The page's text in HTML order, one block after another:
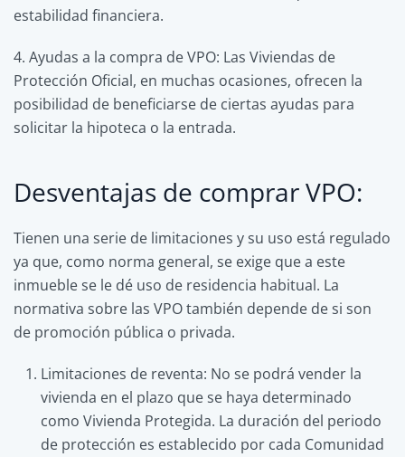
estabilidad financiera.
4. Ayudas a la compra de VPO: Las Viviendas de
Protección Oficial, en muchas ocasiones, ofrecen la
posibilidad de beneficiarse de ciertas ayudas para
solicitar la hipoteca o la entrada.
Desventajas de comprar VPO:
Tienen una serie de limitaciones y su uso está regulado
ya que, como norma general, se exige que a este
inmueble se le dé uso de residencia habitual. La
normativa sobre las VPO también depende de si son
de promoción pública o privada.
Limitaciones de reventa: No se podrá vender la
vivienda en el plazo que se haya determinado
como Vivienda Protegida. La duración del periodo
de protección es establecido por cada Comunidad